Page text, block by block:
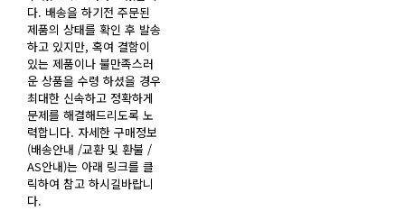
다. 배송을 하기전 주문된
제품의 상태를 확인 후 발송
하고 있지만, 혹여 결함이
있는 제품이나 불만족스러
운 상품을 수령 하셨을 경우
최대한 신속하고 정확하게
문제를 해결해드리도록 노
력합니다. 자세한 구매정보
(배송안내 /교환 및 환불 /
AS안내)는 아래 링크를 클
릭하여 참고 하시길바랍니
다.